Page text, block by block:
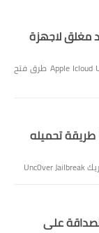
مغلق لاجهزة
افضل طرق فتح حساب اي كلاود مغلق لاجهزة ابل Apple Icloud Unlock طرق فتح
شرح جلبريك Unc0ver Jailbreak طريقة تحميله
على